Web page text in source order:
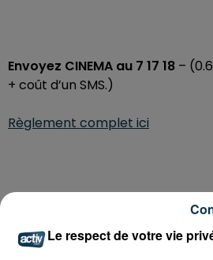
Envoyez CINEMA au 7 17 18 –
+ coût d’un SMS.)
Règlement complet ici
Le respect de votre vie